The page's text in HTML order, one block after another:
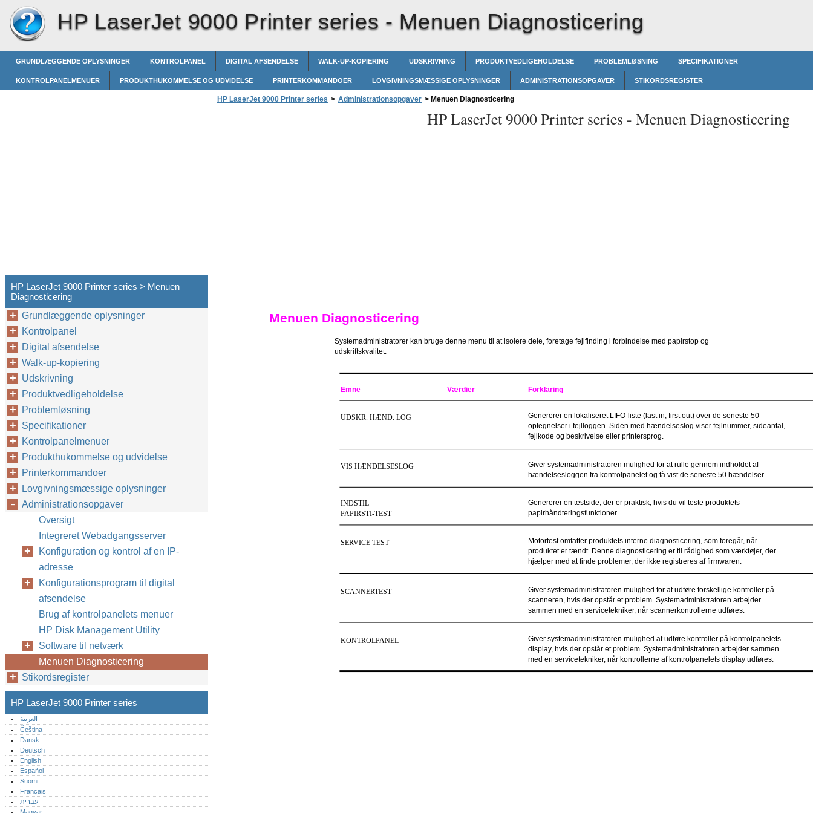
HP LaserJet 9000 Printer series - Menuen Diagnosticering
GRUNDLÆGGENDE OPLYSNINGER KONTROLPANEL DIGITAL AFSENDELSE WALK-UP-KOPIERING UDSKRIVNING PRODUKTVEDLIGEHOLDELSE PROBLEMLØSNING SPECIFIKATIONER
KONTROLPANELMENUER PRODUKTHUKOMMELSE OG UDVIDELSE PRINTERKOMMANDOER LOVGIVNINGSMÆSSIGE OPLYSNINGER ADMINISTRATIONSOPGAVER STIKORDSREGISTER
HP LaserJet 9000 Printer series > Administrationsopgaver > Menuen Diagnosticering
HP LaserJet 9000 Printer series - Menuen Diagnosticering
Menuen Diagnosticering
Systemadministratorer kan bruge denne menu til at isolere dele, foretage fejlfinding i forbindelse med papirstop og
udskriftskvalitet.
Emne Værdier Forklaring
UDSKR. HÆND. LOG
Genererer en lokaliseret LIFO-liste (last in, first out) over de seneste 50
optegnelser i fejlloggen. Siden med hændelseslog viser fejlnummer, sideantal,
fejlkode og beskrivelse eller printersprog.
VIS HÆNDELSESLOG
Giver systemadministratoren mulighed for at rulle gennem indholdet af
hændelsesloggen fra kontrolpanelet og få vist de seneste 50 hændelser.
INDSTIL
PAPIRSTI-TEST
Genererer en testside, der er praktisk, hvis du vil teste produktets
papirhåndteringsfunktioner.
SERVICE TEST
Motortest omfatter produktets interne diagnosticering, som foregår, når
produktet er tændt. Denne diagnosticering er til rådighed som værktøjer, der
hjælper med at finde problemer, der ikke registreres af firmwaren.
SCANNERTEST
Giver systemadministratoren mulighed for at udføre forskellige kontroller på
scanneren, hvis der opstår et problem. Systemadministratoren arbejder
sammen med en servicetekniker, når scannerkontrollerne udføres.
KONTROLPANEL
Giver systemadministratoren mulighed at udføre kontroller på kontrolpanelets
display, hvis der opstår et problem. Systemadministratoren arbejder sammen
med en servicetekniker, når kontrollerne af kontrolpanelets display udføres.
HP LaserJet 9000 Printer series > Menuen
Diagnosticering
Grundlæggende oplysninger
Kontrolpanel
Digital afsendelse
Walk-up-kopiering
Udskrivning
Produktvedligeholdelse
Problemløsning
Specifikationer
Kontrolpanelmenuer
Produkthukommelse og udvidelse
Printerkommandoer
Lovgivningsmæssige oplysninger
Administrationsopgaver
Oversigt
Integreret Webadgangsserver
Konfiguration og kontrol af en IP-
adresse
Konfigurationsprogram til digital
afsendelse
Brug af kontrolpanelets menuer
HP Disk Management Utility
Software til netværk
Menuen Diagnosticering
Stikordsregister
HP LaserJet 9000 Printer series
العربية
Čeština
Dansk
Deutsch
English
Español
Suomi
Français
עברית